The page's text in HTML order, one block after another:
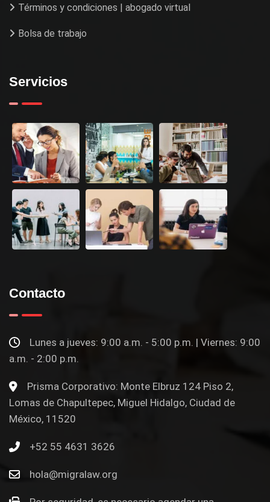
Términos y condiciones | abogado virtual
Bolsa de trabajo
Servicios
Contacto
Lunes a jueves: 9:00 a.m. - 5:00 p.m. | Viernes: 9:00
a.m. - 2:00 p.m.
Prisma Corporativo: Monte Elbruz 124 Piso 2,
Lomas de Chapultepec, Miguel Hidalgo, Ciudad de
México, 11520
+52 55 4631 3626
hola@migralaw.org